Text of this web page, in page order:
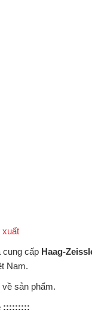
xuất
cung cấp Haag-
Nam.
sản phẩm.
:::::::::